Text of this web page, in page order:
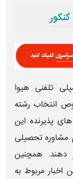
تلفنی هیوا
انتخاب رشته
پذیرنده این
مشاوره تحصیلی
دهند. همچنین
اخبار مربوط به